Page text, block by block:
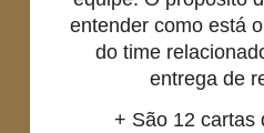
entender como está
do time
entrega de
+ São 12 cartas